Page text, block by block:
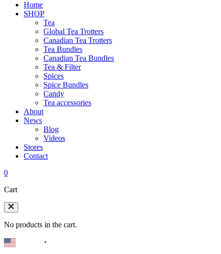
Home
SHOP
Tea
Global Tea Trotters
Canadian Tea Trotters
Tea Bundles
Canadian Tea Bundles
Tea & Filter
Spices
Spice Bundles
Candy
Tea accessories
About
News
Blog
Videos
Stores
Contact
0
Cart
No products in the cart.
▼